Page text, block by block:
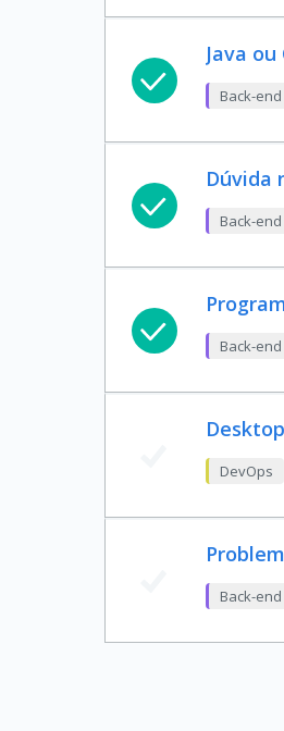
Java ou
Back-end
Dúvida
Back-end
Back-end
DevOps
Back-end